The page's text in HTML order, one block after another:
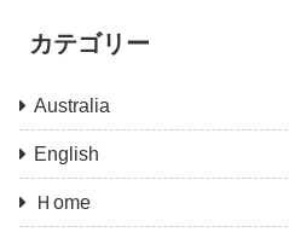
カテゴリー
Australia
English
Ｈome